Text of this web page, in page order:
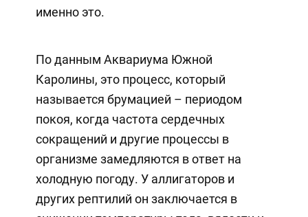
именно это.
По данным Аквариума Южной
Каролины, это процесс, который
называется брумацией – периодом
покоя, когда частота сердечных
сокращений и другие процессы в
организме замедляются в ответ на
холодную погоду. У аллигаторов и
других рептилий он заключается в